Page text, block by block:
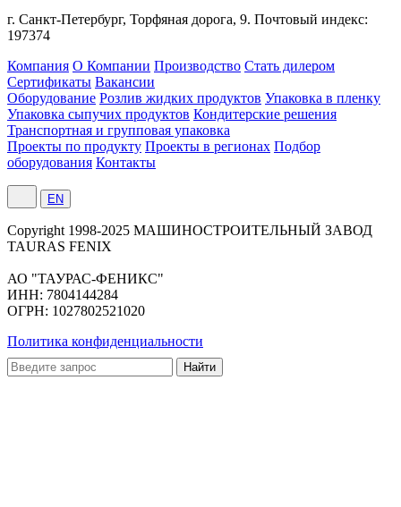
г. Санкт-Петербург, Торфяная дорога, 9. Почтовый индекс:
197374
Компания О Компании Производство Стать дилером
Сертификаты Вакансии
Оборудование Розлив жидких продуктов Упаковка в пленку
Упаковка сыпучих продуктов Кондитерские решения
Транспортная и групповая упаковка
Проекты по продукту Проекты в регионах Подбор
оборудования Контакты
EN
Сopyright 1998-2025 МАШИНОСТРОИТЕЛЬНЫЙ ЗАВОД
TAURAS FENIX
АО "ТАУРАС-ФЕНИКС"
ИНН: 7804144284
ОГРН: 1027802521020
Политика конфиденциальности